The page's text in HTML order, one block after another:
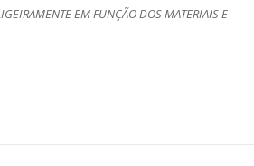
EM FUNÇÃO DOS MATERIAIS E